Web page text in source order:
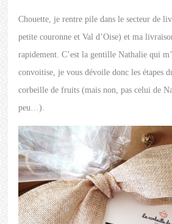
Chouette, je rentre pile dans le secteur de
petite couronne et Val d’Oise) et ma
rapidement. C’est la gentille Nathalie qui
convoitise, je vous dévoile donc les étapes
corbeille de fruits (mais non, pas celui de
peu…).